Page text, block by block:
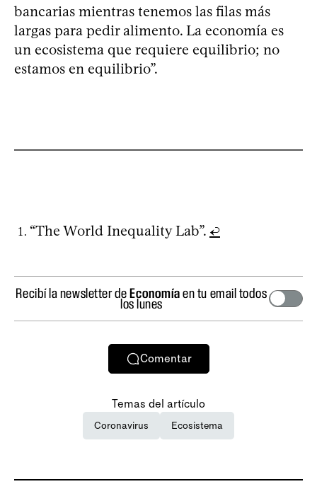
bancarias mientras tenemos las filas más
largas para pedir alimento. La economía es
un ecosistema que requiere equilibrio; no
estamos en equilibrio”.
“The World Inequality Lab”. ↩
Recibí la newsletter deEconomíaen tu email todos
los lunes
Comentar
Temas del artículo
Coronavirus Ecosistema